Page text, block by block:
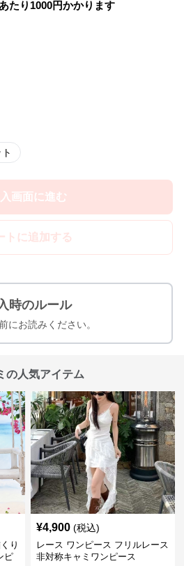
たり 1000円かかります
入画面に進む
トに追加する
時のルール
にお読みください。
の人気アイテム
り
ピ
¥4,900 (税込)
レース ワンピース フリルレース
非対称キャミワンピース